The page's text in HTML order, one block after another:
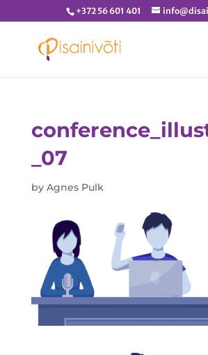
+372 56 601 401
_07
by Agnes Pulk